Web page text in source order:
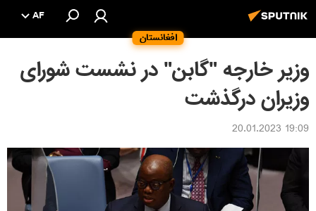
افغانستان
AF
وزیر خارجه "گابن" در نشست شورای
وزیران درگذشت
19:09 20.01.2023